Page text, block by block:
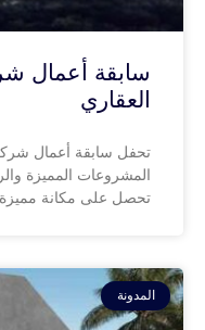
سابقة أعمال
العقاري
تحفل سابقة أعمال شركة
المشروعات المميزة
تحصل على مكانة مميزة
المدونة